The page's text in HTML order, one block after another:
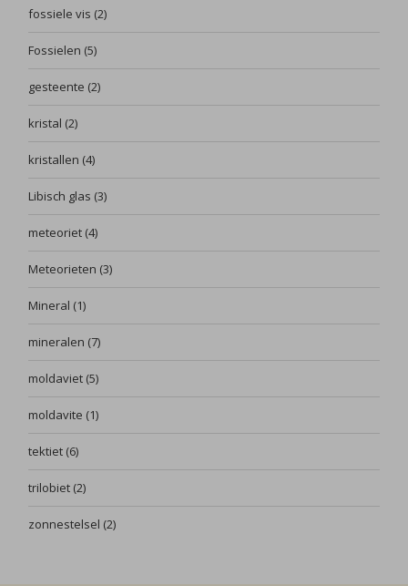
fossiele vis (2)
Fossielen (5)
gesteente (2)
kristal (2)
kristallen (4)
Libisch glas (3)
meteoriet (4)
Meteorieten (3)
Mineral (1)
mineralen (7)
moldaviet (5)
moldavite (1)
tektiet (6)
trilobiet (2)
zonnestelsel (2)